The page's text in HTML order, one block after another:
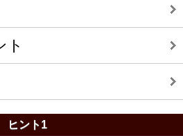
ト
ヒント1